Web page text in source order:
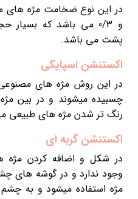
و 0/3 می باشد که
پشت می باشد.
اکستنشن اسپایکی
در این روش مژه های
چسبیده میشوند و در بین مژه
رنگ تر شدن مژه های طبیعی
اکستنشن گربه ای
در شکل و اضافه کردن
وجود ندارد و در گوشه های
مژه استفاده میشود و به